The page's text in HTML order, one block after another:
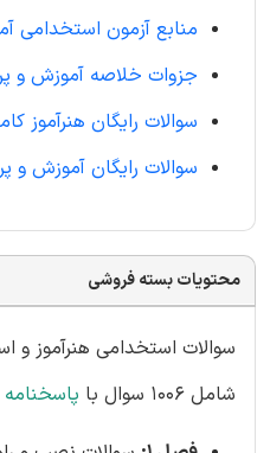
منابع آزمون استخدامی
جزوات خلاصه آموزش و
سوالات رایگان هنرآموز
سوالات رایگان آموزش و
محتویات بسته فروشی
سوالات استخدامی هنرآموز و
شامل 1006 سوال با